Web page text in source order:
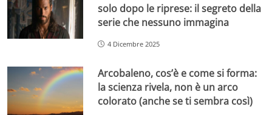
solo dopo le riprese: il segreto della
serie che nessuno immagina
4 Dicembre 2025
Arcobaleno, cos’è e come si forma:
la scienza rivela, non è un arco
colorato (anche se ti sembra così)